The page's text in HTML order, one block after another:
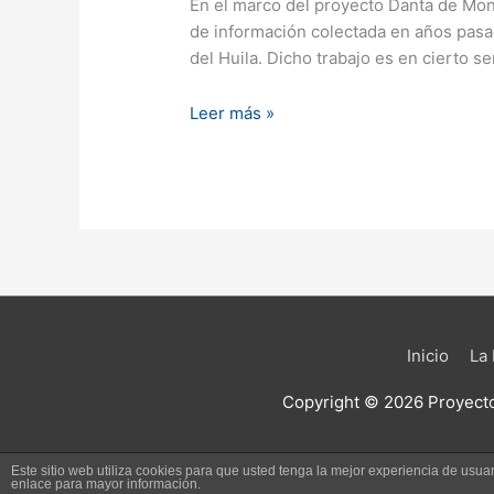
En el marco del proyecto Danta de
de información colectada en años
del Huila. Dicho trabajo es en cierto
Leer más »
Inicio La
Copyright © 2026
Este sitio web utiliza cookies para que usted tenga la mejor experiencia de
enlace para mayor información.